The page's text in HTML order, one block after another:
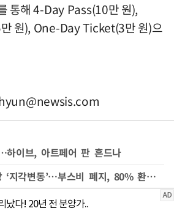
통해 4-Day Pass(10만 원),
원), One-Day Ticket(3만 원)으
하이브, 아트페어 판 흔드나
[초점] 아트페어 시장 ‘지각변동’…부스비 폐지, 80% 환불까지